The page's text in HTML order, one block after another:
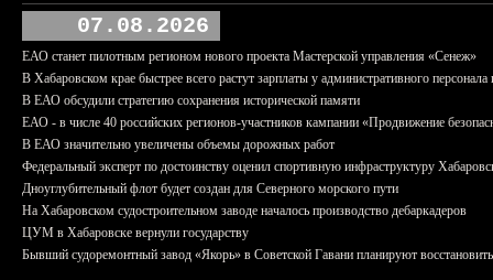
07.08.2026
ЕАО станет пилотным регионом нового проекта Мастерской управления «Сенеж»
В Хабаровском крае быстрее всего растут зарплаты у административного персонала
В ЕАО обсудили стратегию сохранения исторической памяти
ЕАО - в числе 40 российских регионов-участников кампании «Продвижение
В ЕАО значительно увеличены объемы дорожных работ
Федеральный эксперт по достоинству оценил спортивную инфраструктуру
Дноуглубительный флот будет создан для Северного морского пути
На Хабаровском судостроительном заводе началось производство дебаркадеров
ЦУМ в Хабаровске вернули государству
Бывший судоремонтный завод «Якорь» в Советской Гавани планируют восстановить